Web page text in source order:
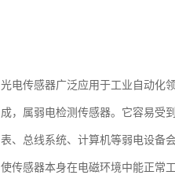
光电传感器广泛应用于工业自动化
成，属弱电检测传感器。它容易受
表、总线系统、计算机等弱电设备
使传感器本身在电磁环境中能正常